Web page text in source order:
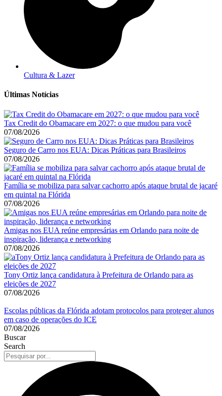
Cultura & Lazer
Últimas Notícias
Tax Credit do Obamacare em 2027: o que mudou para você
07/08/2026
Seguro de Carro nos EUA: Dicas Práticas para Brasileiros
07/08/2026
Família se mobiliza para salvar cachorro após ataque brutal de jacaré
em quintal na Flórida
07/08/2026
Amigas nos EUA reúne empresárias em Orlando para noite de
inspiração, liderança e networking
07/08/2026
Tony Ortiz lança candidatura à Prefeitura de Orlando para as
eleições de 2027
07/08/2026
Escolas públicas da Flórida adotam protocolos para proteger alunos
em caso de operações do ICE
07/08/2026
Buscar
Search